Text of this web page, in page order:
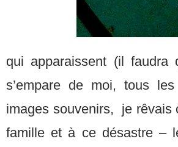
qui apparaissent (il
s’empare de moi, tous
images souvenirs, je rêvais
famille et à ce désastre –